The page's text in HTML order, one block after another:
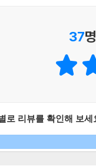
들의 긴박한 여정을
대한 믿음을 잃지 않는
의 ‘경계 넘기’를
도의 아이들』을 읽
, 이제 우리가 바다처
존재하는 각각의 개
경계를 넘어야 하지
떠나려는 ‘설’, ‘광
상 따위 원하지 않아
대들을 위한 찬가이다.
37
로 리뷰를 확인해 보세